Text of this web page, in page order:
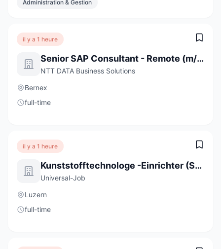
Administration & Gestion
il y a 1 heure
Senior SAP Consultant - Remote (m/w/d)
NTT DATA Business Solutions
Bernex
full-time
il y a 1 heure
Kunststofftechnologe -Einrichter (Spritzguss) 100% (m/w/d)
Universal-Job
Luzern
full-time